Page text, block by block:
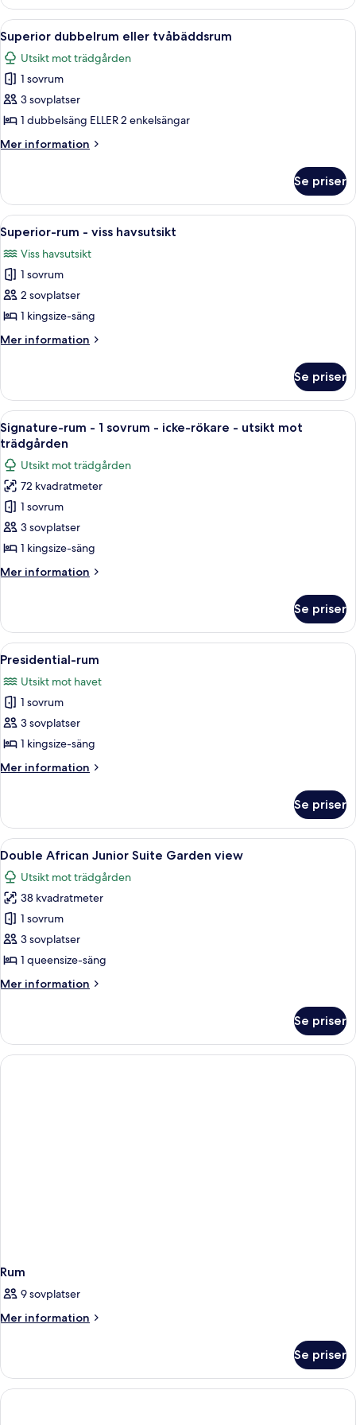
rökare
-
havsutsikt
rum
1
sovrum
icke-
-
havsutsikt
Öppna
alla
foton
för
Superior
dubbelrum
eller
tvåbäddsrum
Ett hotellrum med en säng, ett
9
Superior dubbelrum eller tvåbäddsrum
Utsikt mot trädgården
1 sovrum
3 sovplatser
1 dubbelsäng ELLER 2 enkelsängar
Mer information
Mer
dubbelrum
eller
tvåbäddsrum
Se priser
Öppna
alla
foton
för
Superior-
rum
-
viss
Ett rum med en säng, två trästolar,
5
Superior-rum - viss havsutsikt
Viss havsutsikt
1 sovrum
2 sovplatser
1 kingsize-säng
Mer information
Mer
rum
viss
havsutsikt
Se priser
Öppna
alla
foton
för
Signature-
rum
-
1
sovrum
-
rökare
utsikt
mot
trädgården
Signature-rum - 1 sovrum - icke-
5
Signature-rum - 1 sovrum - icke-rökare - utsikt mot
trädgården
Utsikt mot trädgården
72 kvadratmeter
1 sovrum
3 sovplatser
1 kingsize-säng
Mer information
Mer
rum
1
-
icke-
-
utsikt
trädgården
Se priser
Öppna
alla
foton
för
Presidential-
rum
Ett område vid poolen med
6
Presidential-rum
Utsikt mot havet
1 sovrum
3 sovplatser
1 kingsize-säng
Mer information
Mer
rum
Se priser
Öppna
alla
foton
för
Double
African
Junior
Garden
Ett modernt hotellrum med en stor
5
Double African Junior Suite Garden view
Utsikt mot trädgården
38 kvadratmeter
1 sovrum
3 sovplatser
1 queensize-säng
Mer information
Mer
African
Junior
Suite
Se priser
Rum
9 sovplatser
Mer information
Mer
Se priser